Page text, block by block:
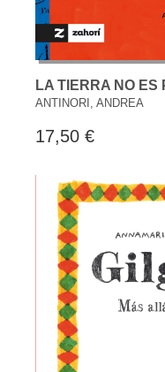
LA TIERRA NO ES
ANTINORI, ANDREA
17,50 €